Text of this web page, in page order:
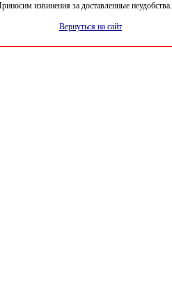
извинения за доставленные неудобства.
Вернуться на сайт